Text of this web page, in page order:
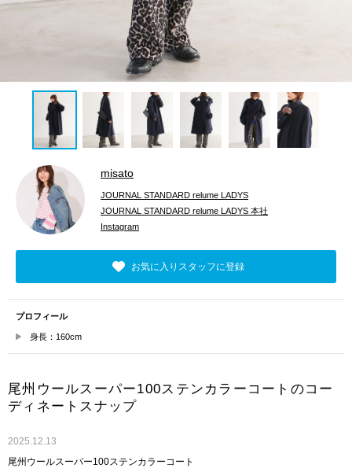
misato
JOURNAL STANDARD relume LADYS
JOURNAL STANDARD relume LADYS 本社
Instagram
お気に入りスタッフに登録
プロフィール
身長：160cm
尾州ウールスーパー100ステンカラーコートのコー
ディネートスナップ
2025.12.13
尾州ウールスーパー100ステンカラーコート